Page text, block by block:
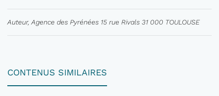
Auteur, Agence des Pyrénées 15 rue Rivals 31 000 TOULOUSE
CONTENUS SIMILAIRES